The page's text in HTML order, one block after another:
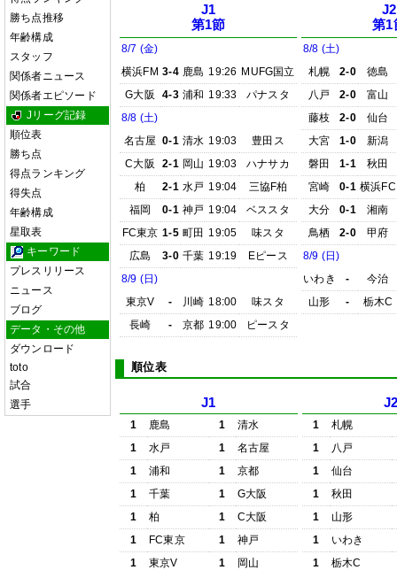
勝ち点推移
年齢構成
スタッフ
関係者ニュース
関係者エピソード
Jリーグ記録
順位表
勝ち点
得点ランキング
得失点
年齢構成
星取表
キーワード
プレスリリース
ニュース
ブログ
データ・その他
ダウンロード
toto
試合
選手
J1
第1節
8/7 (金)
横浜FM 3-4 鹿島 19:26 MUFG国立
G大阪
4-3 浦和 19:33
パナスタ
8/8 (土)
名古屋 0-1 清水 19:03
豊田ス
C大阪
2-1 岡山 19:03
ハナサカ
柏
2-1 水戸 19:04
三協F柏
福岡
0-1 神戸 19:04
ベススタ
FC東京 1-5 町田 19:05
味スタ
広島
3-0 千葉 19:19
Eピース
8/9 (日)
東京V
- 川崎 18:00
味スタ
長崎
- 京都 19:00 ピースタ
J2
第1
8/8 (土)
札幌
2-0
徳島
八戸
2-0
富山
藤枝
2-0
仙台
大宮
1-0
新潟
磐田
1-1
秋田
宮崎
0-1 横浜FC
大分
0-1
湘南
鳥栖
2-0
甲府
8/9 (日)
いわき
-
今治
山形
- 栃木C
順位表
J1
1 鹿島 1
清水
1
水戸 1
名古屋
1
浦和 1
京都
1
千葉 1
G大阪
1
柏 1
C大阪
1
FC東京 1
神戸
1
東京V 1
岡山
1
札幌
1
八戸
1
仙台
1
秋田
1
山形
1
いわき
1
栃木C